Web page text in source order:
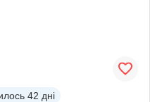
42 дні